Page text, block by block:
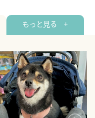
もっと見る +